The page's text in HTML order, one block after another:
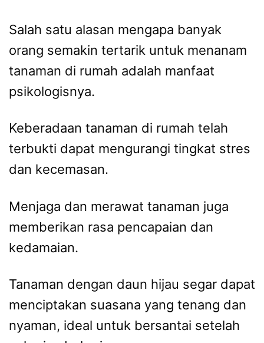
Salah satu alasan mengapa banyak
orang semakin tertarik untuk menanam
tanaman di rumah adalah manfaat
psikologisnya.
Keberadaan tanaman di rumah telah
terbukti dapat mengurangi tingkat stres
dan kecemasan.
Menjaga dan merawat tanaman juga
memberikan rasa pencapaian dan
kedamaian.
Tanaman dengan daun hijau segar dapat
menciptakan suasana yang tenang dan
nyaman, ideal untuk bersantai setelah